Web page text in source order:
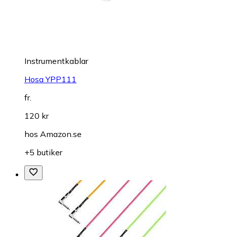
Instrumentkablar
Hosa YPP111
fr.
120 kr
hos Amazon.se
+5 butiker